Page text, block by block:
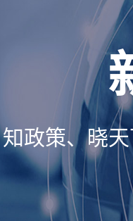
知政策、晓